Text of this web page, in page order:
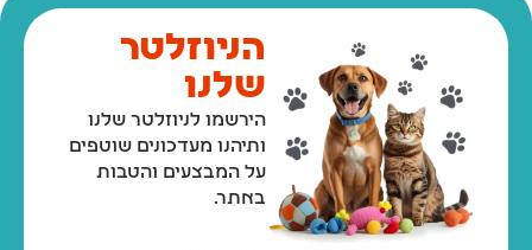
הניוזלטר
שלנו
הירשמו לניוזלטר שלנו
ותיהנו מעדכונים שוטפים
על המבצעים והטבות
באתר.